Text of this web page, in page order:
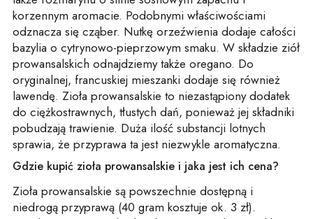
korzennym aromacie. Podobnymi właściwościami
odznacza się cząber. Nutkę orzeźwienia dodaje całości
bazylia o cytrynowo-pieprzowym smaku. W składzie ziół
prowansalskich odnajdziemy także oregano. Do
oryginalnej, francuskiej mieszanki dodaje się również
lawendę. Zioła prowansalskie to niezastąpiony dodatek
do ciężkostrawnych, tłustych dań, ponieważ jej składniki
pobudzają trawienie. Duża ilość substancji lotnych
sprawia, że przyprawa ta jest niezwykle aromatyczna.
Gdzie kupić zioła prowansalskie i jaka jest ich cena?
Zioła prowansalskie są powszechnie dostępną i
niedrogą przyprawą (40 gram kosztuje ok. 3 zł).